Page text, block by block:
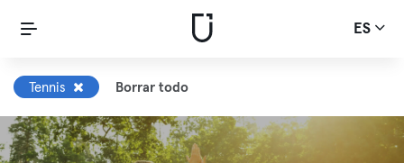
ES
Tennis Borrar todo